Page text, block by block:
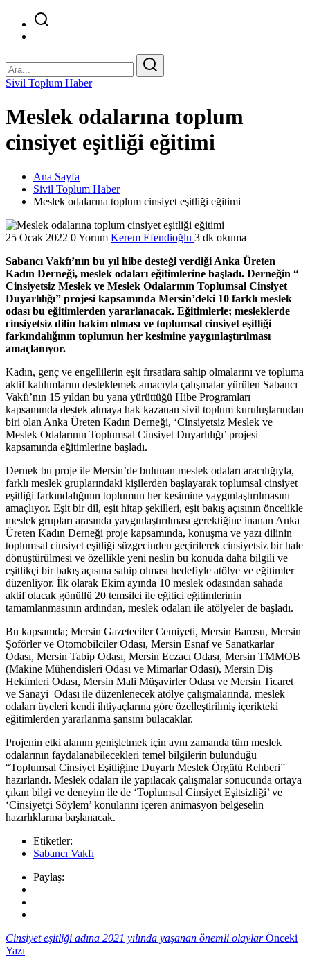
Sivil Toplum Haber
Meslek odalarına toplum
cinsiyet eşitliği eğitimi
Ana Sayfa
Sivil Toplum Haber
Meslek odalarına toplum cinsiyet eşitliği eğitimi
25 Ocak 2022 0 Yorum Kerem Efendioğlu 3 dk okuma
Sabancı Vakfı’nın bu yıl hibe desteği verdiği Anka Üreten
Kadın Derneği, meslek odaları eğitimlerine başladı. Derneğin “
Cinsiyetsiz Meslek ve Meslek Odalarının Toplumsal Cinsiyet
Duyarlılığı” projesi kapsamında Mersin’deki 10 farklı meslek
odası bu eğitimlerden yararlanacak. Eğitimlerle; mesleklerde
cinsiyetsiz dilin hakim olması ve toplumsal cinsiyet eşitliği
farkındalığının toplumun her kesimine yaygınlaştırılması
amaçlanıyor.
Kadın, genç ve engellilerin eşit fırsatlara sahip olmalarını ve topluma
aktif katılımlarını desteklemek amacıyla çalışmalar yürüten Sabancı
Vakfı’nın 15 yıldan bu yana yürüttüğü Hibe Programları
kapsamında destek almaya hak kazanan sivil toplum kuruluşlarından
biri olan Anka Üreten Kadın Derneği, ‘Cinsiyetsiz Meslek ve
Meslek Odalarının Toplumsal Cinsiyet Duyarlılığı’ projesi
kapsamında eğitimlerine başladı.
Dernek bu proje ile Mersin’de bulunan meslek odaları aracılığıyla,
farklı meslek gruplarındaki kişilerden başlayarak toplumsal cinsiyet
eşitliği farkındalığının toplumun her kesimine yaygınlaştırılmasını
amaçlıyor. Eşit bir dil, eşit hitap şekilleri, eşit bakış açısının öncelikle
meslek grupları arasında yaygınlaştırılması gerektiğine inanan Anka
Üreten Kadın Derneği proje kapsamında, konuşma ve yazı dilinin
toplumsal cinsiyet eşitliği süzgecinden geçirilerek cinsiyetsiz bir hale
dönüştürülmesi ve özellikle yeni neslin bu konuda daha bilgili ve
eşitlikçi bir bakış açısına sahip olması hedefiyle atölye ve eğitimler
düzenliyor. İlk olarak Ekim ayında 10 meslek odasından sahada
aktif olacak gönüllü 20 temsilci ile eğitici eğitimlerinin
tamamlanmasının ardından, meslek odaları ile atölyeler de başladı.
Bu kapsamda; Mersin Gazeteciler Cemiyeti, Mersin Barosu, Mersin
Şoförler ve Otomobilciler Odası, Mersin Esnaf ve Sanatkarlar
Odası, Mersin Tabip Odası, Mersin Eczacı Odası, Mersin TMMOB
(Makine Mühendisleri Odası ve Mimarlar Odası), Mersin Diş
Hekimleri Odası, Mersin Mali Müşavirler Odası ve Mersin Ticaret
ve Sanayi Odası ile düzenlenecek atölye çalışmalarında, meslek
odaları üyeleri kendi ihtiyaçlarına göre özelleştirilmiş içerikteki
eğitimlerden yararlanma şansını bulacaklar.
Projenin etki alanını genişletmek için aynı zamanda tüm meslek
odalarının faydalanabilecekleri temel bilgilerin bulunduğu
“Toplumsal Cinsiyet Eşitliğine Duyarlı Meslek Örgütü Rehberi”
hazırlandı. Meslek odaları ile yapılacak çalışmalar sonucunda ortaya
çıkan bilgi ve deneyim ile de ‘Toplumsal Cinsiyet Eşitsizliği’ ve
‘Cinsiyetçi Söylem’ konularını içeren animasyon belgeselin
hazırlıklarına başlanacak.
Etiketler:
Sabancı Vakfı
Paylaş:
Cinsiyet eşitliği adına 2021 yılında yaşanan önemli olaylarÖnceki
Yazı